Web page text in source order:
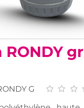
RONDY
G